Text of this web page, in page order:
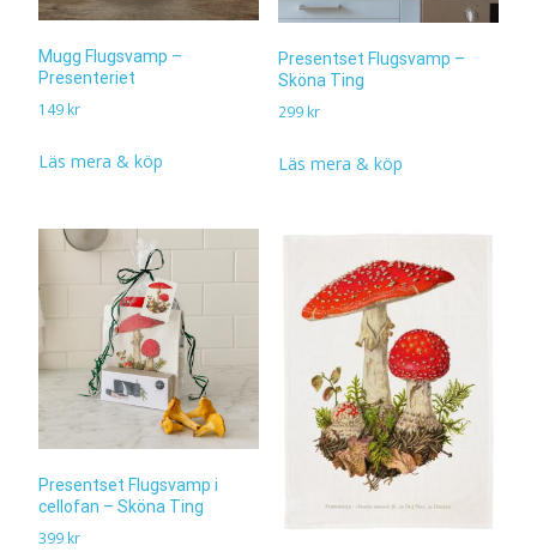
Mugg Flugsvamp –
Presenteriet
149 kr
Läs mera & köp
Presentset Flugsvamp –
Sköna Ting
299 kr
Läs mera & köp
Presentset Flugsvamp i
cellofan – Sköna Ting
399 kr